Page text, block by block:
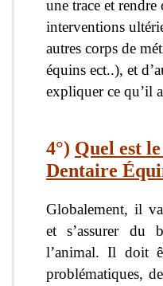
une trace et
interventions
autres corps de
équins ect..), et
expliquer ce qu’il
4°) Quel est
Dentaire
Globalement, il
et s’assurer du
l’animal. Il doit
problématiques,